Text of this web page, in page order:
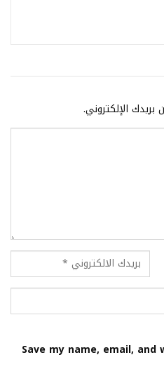
الإلكتروني.
Save my name, email,